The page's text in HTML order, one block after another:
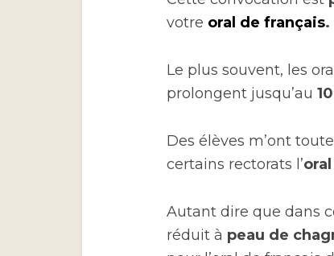
votre oral de français.
Le plus souvent, les
prolongent jusqu’au
Des élèves m’ont
certains rectorats l’
Autant dire que dans
réduit à peau de